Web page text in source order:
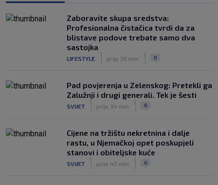
Zaboravite skupa sredstva:
Profesionalna čistačica tvrdi da za
blistave podove trebate samo dva
sastojka
LIFESTYLE prije 26 min 0
Pad povjerenja u Zelenskog: Pretekli ga
Zalužnji i drugi generali. Tek je šesti
SVIJET prije 34 min 0
Cijene na tržištu nekretnina i dalje
rastu, u Njemačkoj opet poskupjeli
stanovi i obiteljske kuće
SVIJET prije 45 min 0